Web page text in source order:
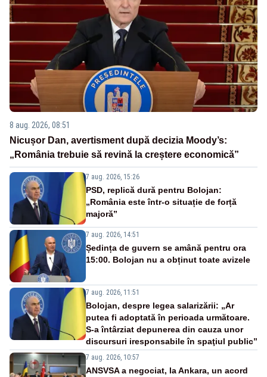
8 aug. 2026, 08:51
Nicușor Dan, avertisment după decizia Moody’s:
„România trebuie să revină la creștere economică”
7 aug. 2026, 15:26
PSD, replică dură pentru Bolojan:
„România este într-o situație de forță
majoră”
7 aug. 2026, 14:51
Ședința de guvern se amână pentru ora
15:00. Bolojan nu a obținut toate avizele
7 aug. 2026, 11:51
Bolojan, despre legea salarizării: „Ar
putea fi adoptată în perioada următoare.
S-a întârziat depunerea din cauza unor
discursuri iresponsabile în spaţiul public”
7 aug. 2026, 10:57
ANSVSA a negociat, la Ankara, un acord